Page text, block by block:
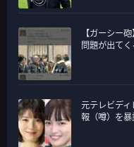
【ガーシー
問題が出てく
元テレビデ
報（噂）を